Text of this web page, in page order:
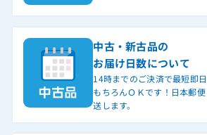
中古・新古品の
お届け日数について
14時までのご決済で最短即
もちろんＯＫです！日本郵
送します。